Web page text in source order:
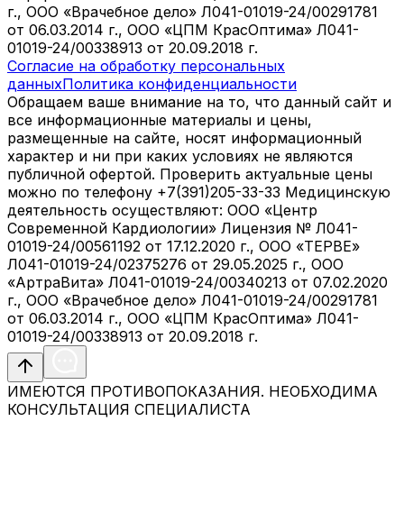
г., ООО «Врачебное дело» Л041-01019-24/00291781
от 06.03.2014 г., ООО «ЦПМ КрасОптима» Л041-
01019-24/00338913 от 20.09.2018 г.
Согласие на обработку персональных
данныхПолитика конфиденциальности
Обращаем ваше внимание на то, что данный сайт и
все информационные материалы и цены,
размещенные на сайте, носят информационный
характер и ни при каких условиях не являются
публичной офертой. Проверить актуальные цены
можно по телефону +7(391)205-33-33 Медицинскую
деятельность осуществляют: ООО «Центр
Современной Кардиологии» Лицензия № Л041-
01019-24/00561192 от 17.12.2020 г., ООО «ТЕРВЕ»
Л041-01019-24/02375276 от 29.05.2025 г., ООО
«АртраВита» Л041-01019-24/00340213 от 07.02.2020
г., ООО «Врачебное дело» Л041-01019-24/00291781
от 06.03.2014 г., ООО «ЦПМ КрасОптима» Л041-
01019-24/00338913 от 20.09.2018 г.
ИМЕЮТСЯ ПРОТИВОПОКАЗАНИЯ. НЕОБХОДИМА
КОНСУЛЬТАЦИЯ СПЕЦИАЛИСТА